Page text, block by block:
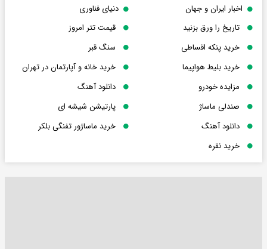
اخبار ایران و جهان
دنیای فناوری
تاریخ را ورق بزنید
قیمت تتر امروز
خرید پنکه اقساطی
سنگ قبر
خرید بلیط هواپیما
خرید خانه و آپارتمان در تهران
مزایده خودرو
دانلود آهنگ
صندلی ماساژ
پارتیشن شیشه ای
دانلود آهنگ
خرید ماساژور تفنگی بلکر
خرید نقره